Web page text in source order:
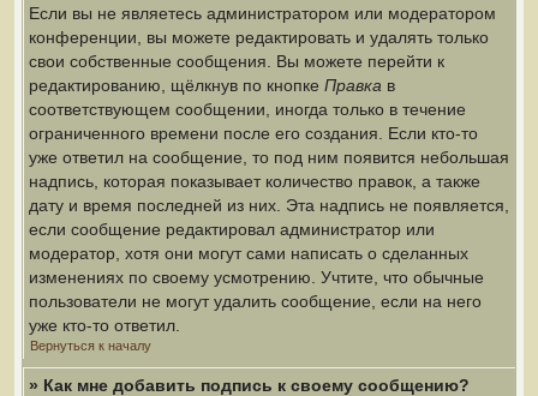
Если вы не являетесь администратором или модератором
конференции, вы можете редактировать и удалять только
свои собственные сообщения. Вы можете перейти к
редактированию, щёлкнув по кнопке Правка в
соответствующем сообщении, иногда только в течение
ограниченного времени после его создания. Если кто-то
уже ответил на сообщение, то под ним появится небольшая
надпись, которая показывает количество правок, а также
дату и время последней из них. Эта надпись не появляется,
если сообщение редактировал администратор или
модератор, хотя они могут сами написать о сделанных
изменениях по своему усмотрению. Учтите, что обычные
пользователи не могут удалить сообщение, если на него
уже кто-то ответил.
Вернуться к началу
» Как мне добавить подпись к своему сообщению?